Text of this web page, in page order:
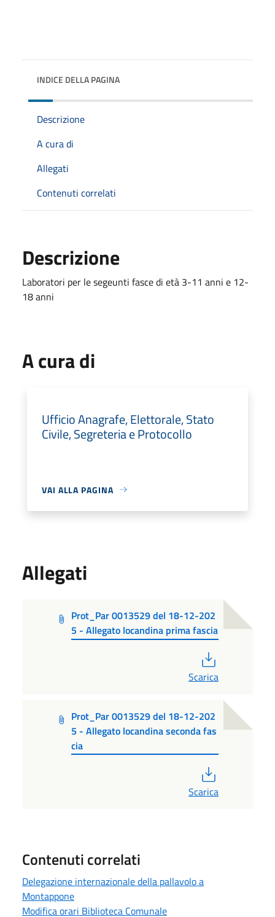
INDICE DELLA PAGINA
Descrizione
A cura di
Allegati
Contenuti correlati
Descrizione
Laboratori per le segeunti fasce di età 3-11 anni e 12-
18 anni
A cura di
Ufficio Anagrafe, Elettorale, Stato
Civile, Segreteria e Protocollo
VAI ALLA PAGINA
Allegati
Prot_Par 0013529 del 18-12-202
5 - Allegato locandina prima fascia
Scarica
Prot_Par 0013529 del 18-12-202
5 - Allegato locandina seconda fas
cia
Scarica
Contenuti correlati
Delegazione internazionale della pallavolo a
Montappone
Modifica orari Biblioteca Comunale